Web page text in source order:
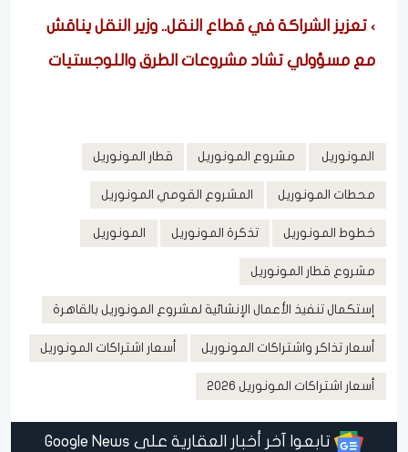
تعزيز الشراكة في قطاع النقل.. وزير النقل يناقش
مع مسؤولي تشاد مشروعات الطرق واللوجستيات
المونوريل مشروع المونوريل قطار المونوريل
محطات المونوريل المشروع القومي المونوريل
خطوط المونوريل تذكرة المونوريل المونوريل
مشروع قطار المونوريل
إستكمال تنفيذ الأعمال الإنشائية لمشروع المونوريل بالقاهرة
أسعار تذاكر واشتراكات المونوريل أسعار اشتراكات المونوريل
أسعار اشتراكات المونوريل 2026
تابعوا آخر أخبار العقارية على Google News